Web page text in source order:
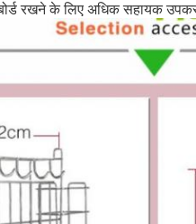
रखने के लिए अधिक सहायक